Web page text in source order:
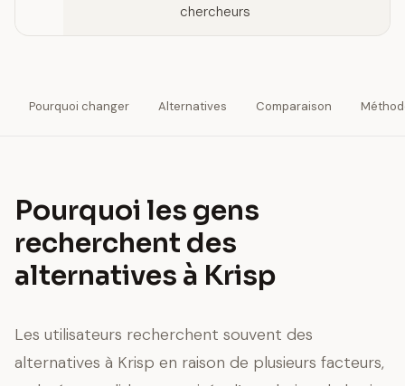
chercheurs
Pourquoi changer Alternatives Comparaison
Pourquoi les gens
recherchent des
alternatives à Krisp
Les utilisateurs recherchent souvent des
alternatives à Krisp en raison de plusieurs facteurs,